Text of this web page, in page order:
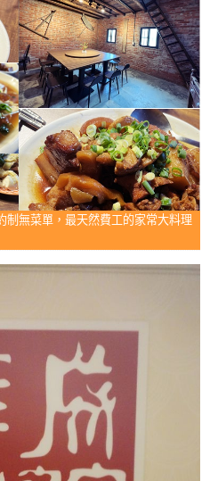
制無菜單，最天然費工的家常大料理